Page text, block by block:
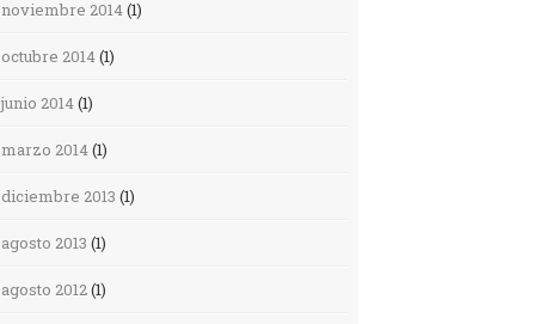
noviembre 2014(1)
octubre 2014(1)
junio 2014(1)
marzo 2014(1)
diciembre 2013 (1)
agosto 2013 (1)
agosto 2012(1)